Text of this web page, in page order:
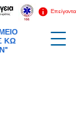
ΚΩ
Επείγοντα